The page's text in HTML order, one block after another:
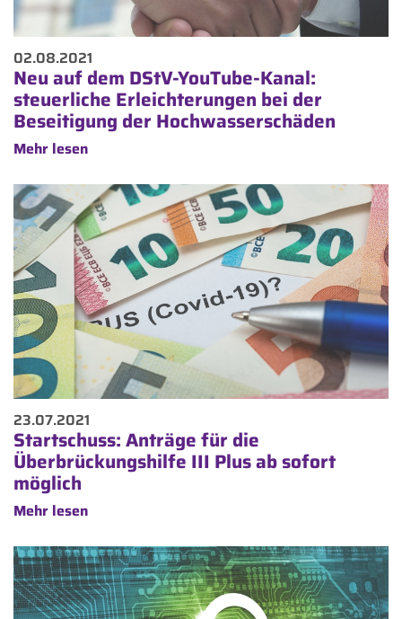
02.08.2021
Neu auf dem DStV-YouTube-Kanal:
steuerliche Erleichterungen bei der
Beseitigung der Hochwasserschäden
Mehr lesen
23.07.2021
Startschuss: Anträge für die
Überbrückungshilfe III Plus ab sofort
möglich
Mehr lesen